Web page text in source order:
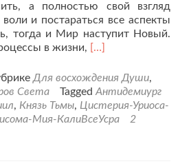
а полностью свой взгляд
и постараться все аспекты
тогда и Мир наступит Новый.
в жизни, Читать
проОбида
человека
наизлейший
его
[…]
Для восхождения Души,
Света
TaggedАнтидемиург
, Князь Тьмы, Цистерия-Уриоса-
Мия-КалиВсеУсра
2